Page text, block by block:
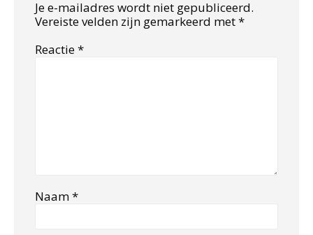
Je e-mailadres wordt niet gepubliceerd.
Vereiste velden zijn gemarkeerd met*
Reactie*
Naam*